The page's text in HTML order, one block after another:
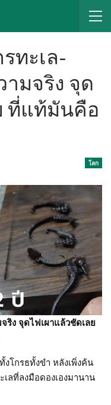
ทะเล-
ามจริง จุด
ที่แท้มันคือ
โลก
ริง จุดไฟเผาแล้วชัดเลย
โกรธทั้งขำ หลังเพิ่งค้น
ลที่ลงมือดองเองมานาน